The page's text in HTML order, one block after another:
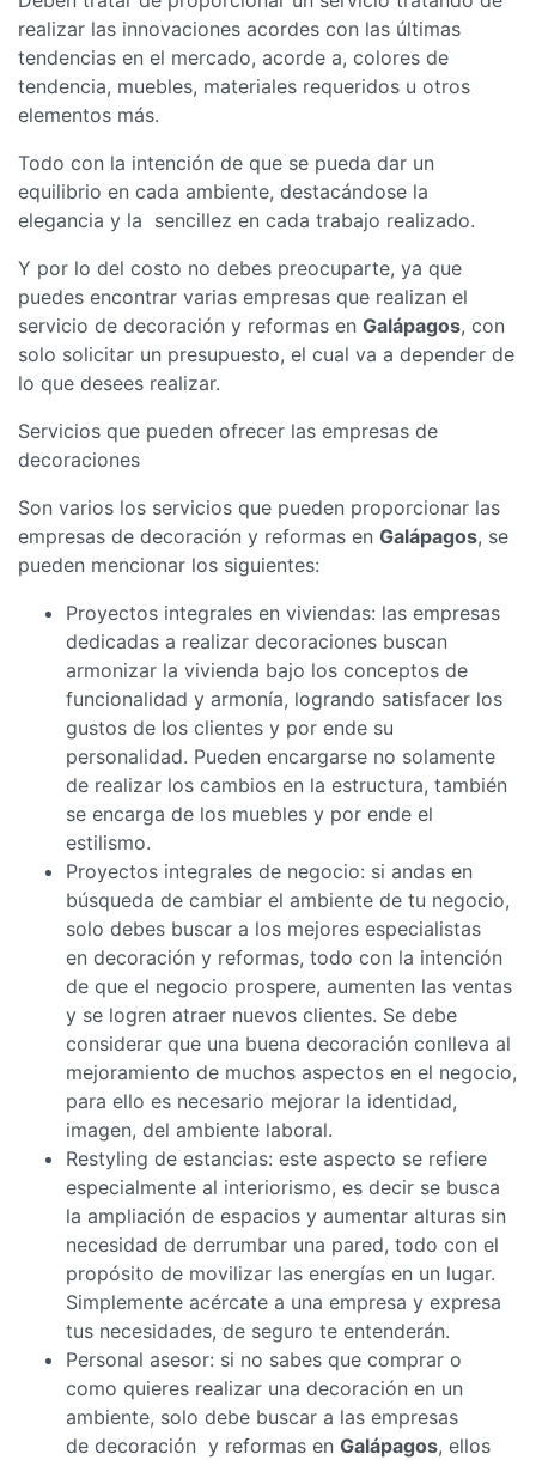
realizar las innovaciones acordes con las últimas
tendencias en el mercado, acorde a, colores de
tendencia, muebles, materiales requeridos u otros
elementos más.
Todo con la intención de que se pueda dar un
equilibrio en cada ambiente, destacándose la
elegancia y la sencillez en cada trabajo realizado.
Y por lo del costo no debes preocuparte, ya que
puedes encontrar varias empresas que realizan el
servicio de decoración y reformas en Galápagos, con
solo solicitar un presupuesto, el cual va a depender de
lo que desees realizar.
Servicios que pueden ofrecer las empresas de
decoraciones
Son varios los servicios que pueden proporcionar las
empresas de decoración y reformas en Galápagos, se
pueden mencionar los siguientes:
Proyectos integrales en viviendas: las empresas
dedicadas a realizar decoraciones buscan
armonizar la vivienda bajo los conceptos de
funcionalidad y armonía, logrando satisfacer los
gustos de los clientes y por ende su
personalidad. Pueden encargarse no solamente
de realizar los cambios en la estructura, también
se encarga de los muebles y por ende el
estilismo.
Proyectos integrales de negocio: si andas en
búsqueda de cambiar el ambiente de tu negocio,
solo debes buscar a los mejores especialistas
en decoración y reformas, todo con la intención
de que el negocio prospere, aumenten las ventas
y se logren atraer nuevos clientes. Se debe
considerar que una buena decoración conlleva al
mejoramiento de muchos aspectos en el negocio,
para ello es necesario mejorar la identidad,
imagen, del ambiente laboral.
Restyling de estancias: este aspecto se refiere
especialmente al interiorismo, es decir se busca
la ampliación de espacios y aumentar alturas sin
necesidad de derrumbar una pared, todo con el
propósito de movilizar las energías en un lugar.
Simplemente acércate a una empresa y expresa
tus necesidades, de seguro te entenderán.
Personal asesor: si no sabes que comprar o
como quieres realizar una decoración en un
ambiente, solo debe buscar a las empresas
de decoración y reformas en Galápagos, ellos